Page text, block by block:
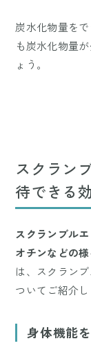
炭水化物量を
も炭水化物量
ょう。
スクラン
待できる
スクランブル
オチンなどの
は、スクラン
ついてご紹介し
身体機能